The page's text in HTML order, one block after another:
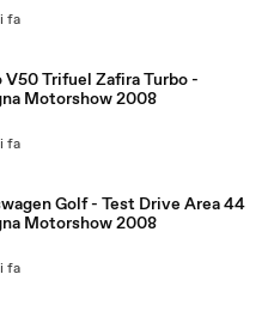
fa
-
Motorshow 2008
fa
Golf - Test Drive Area 44
Motorshow 2008
fa